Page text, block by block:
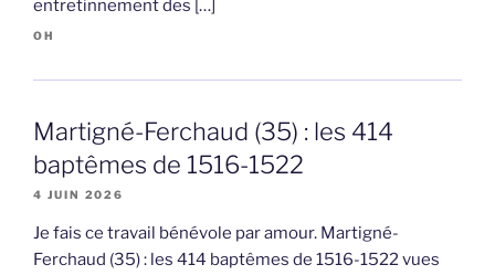
entretinnement des […]
OH
Martigné-Ferchaud (35) : les 414
baptêmes de 1516-1522
4 JUIN 2026
Je fais ce travail bénévole par amour. Martigné-
Ferchaud (35) : les 414 baptêmes de 1516-1522 vues